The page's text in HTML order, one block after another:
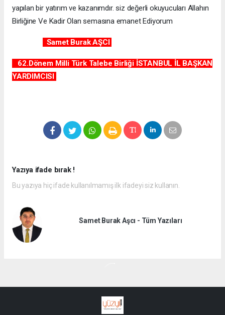
yapılan bir yatırım ve kazanımdır. siz değerli okuyucuları Allahın
Birliğine Ve Kadir Olan semasına emanet Ediyorum
Samet Burak AŞCI
62.Dönem Milli Türk Talebe Birliği İSTANBUL İL BAŞKAN
YARDIMCISI
Yazıya ifade bırak !
Bu yazıya hiç ifade kullanılmamış ilk ifadeyi siz kullanın.
Samet Burak Aşcı - Tüm Yazıları